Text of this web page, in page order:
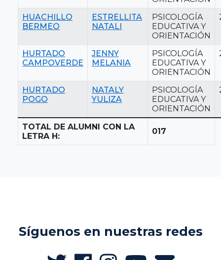
HUACHILLO
BERMEO
ESTRELLITA
NATALI
PSICOLOGÍA
EDUCATIVA Y
ORIENTACIÓN
HURTADO
CAMPOVERDE
JENNY
MELANIA
PSICOLOGÍA
EDUCATIVA Y
ORIENTACIÓN
HURTADO
POGO
NATALY
YULIZA
PSICOLOGÍA
EDUCATIVA Y
ORIENTACIÓN
TOTAL DE ALUMNI CON LA
LETRA H:
017
Síguenos en nuestras redes